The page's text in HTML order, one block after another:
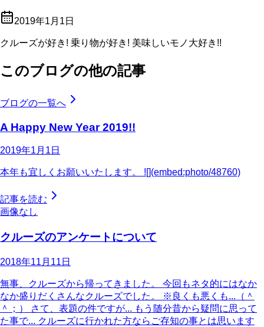
2019年1月1日
クルーズが好き! 乗り物が好き! 美味しいモノ大好き!!
このブログの他の記事
ブログの一覧へ
A Happy New Year 2019!!
2019年1月1日
本年も宜しくお願いいたします。 ![](embed:photo/48760)
記事を読む
画像なし
クルーズのアンケートについて
2018年11月11日
無事、クルーズから帰ってきました。 今回もネタ的にはなか
なか盛りだくさんなクルーズでした。 ※良くも悪くも...（＾
＾；） さて、表題の件ですが... もう随分昔から疑問に思って
た事で... クルーズに行かれた方ならご存知の事とは思います